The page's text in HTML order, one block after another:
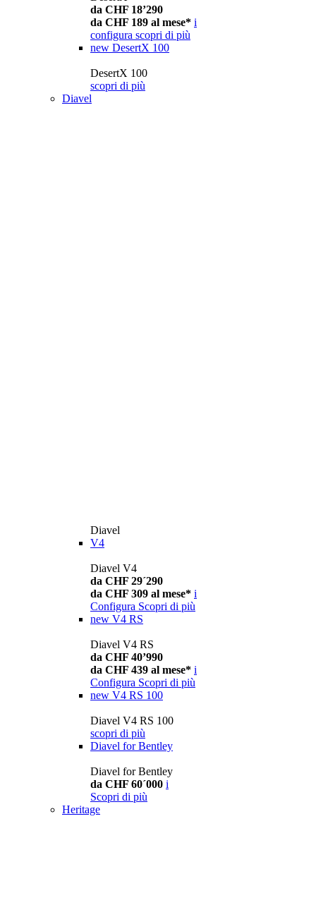
da CHF 18’290
da CHF 189 al mese* i
configura scopri di più
new DesertX 100
DesertX 100
scopri di più
Diavel
Diavel
V4
Diavel V4
da CHF 29´290
da CHF 309 al mese* i
Configura Scopri di più
new V4 RS
Diavel V4 RS
da CHF 40’990
da CHF 439 al mese* i
Configura Scopri di più
new V4 RS 100
Diavel V4 RS 100
scopri di più
Diavel for Bentley
Diavel for Bentley
da CHF 60´000 i
Scopri di più
Heritage